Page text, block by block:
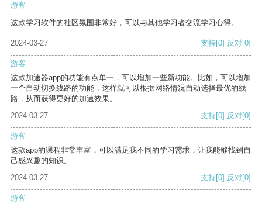
游客
这款学习软件的社区氛围非常好，可以与其他学习者交流学习心得。
2024-03-27 支持[0] 反对[0]
游客
这款加速器app的功能有点单一，可以增加一些新功能。比如，可以增加
一个自动切换线路的功能，这样就可以根据网络情况自动选择最优的线
路，从而获得更好的加速效果。
2024-03-27
支持[0] 反对[0]
游客
这款app的课程非常丰富，可以满足我不同的学习需求，让我能够找到自
己感兴趣的知识。
2024-03-27
支持[0] 反对[0]
游客